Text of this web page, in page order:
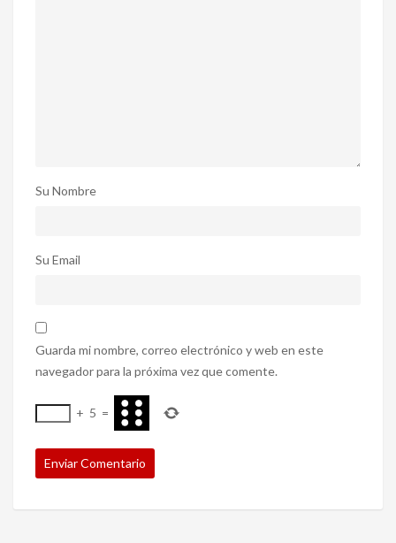
Su Nombre
Su Email
Guarda mi nombre, correo electrónico y web en este
navegador para la próxima vez que comente.
+ 5 =